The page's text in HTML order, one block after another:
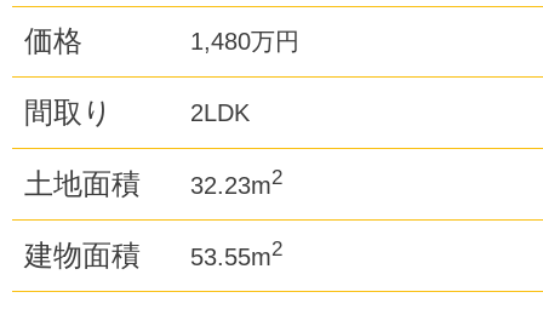
価格 1,480万円
間取り 2LDK
土地面積 32.23m2
建物面積 53.55m2